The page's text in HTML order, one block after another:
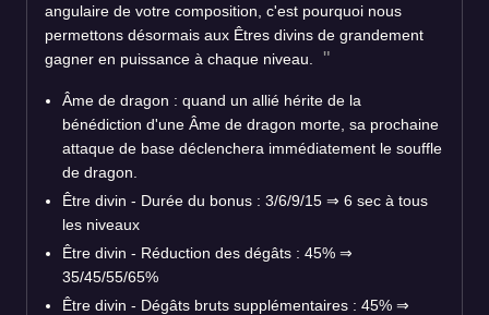
angulaire de votre composition, c'est pourquoi nous
permettons désormais aux Êtres divins de grandement
gagner en puissance à chaque niveau.
Âme de dragon : quand un allié hérite de la
bénédiction d'une Âme de dragon morte, sa prochaine
attaque de base déclenchera immédiatement le souffle
de dragon.
Être divin - Durée du bonus : 3/6/9/15 ⇒ 6 sec à tous
les niveaux
Être divin - Réduction des dégâts : 45% ⇒
35/45/55/65%
Être divin - Dégâts bruts supplémentaires : 45% ⇒